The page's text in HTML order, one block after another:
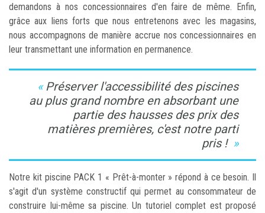
demandons à nos concessionnaires d'en faire de même. Enfin,
grâce aux liens forts que nous entretenons avec les magasins,
nous accompagnons de manière accrue nos concessionnaires en
leur transmettant une information en permanence.
Préserver l'accessibilité des piscines
au plus grand nombre en absorbant une
partie des hausses des prix des
matières premières, c'est notre parti
pris !
Notre kit piscine PACK 1 « Prêt-à-monter » répond à ce besoin. Il
s'agit d'un système constructif qui permet au consommateur de
construire lui-même sa piscine. Un tutoriel complet est proposé